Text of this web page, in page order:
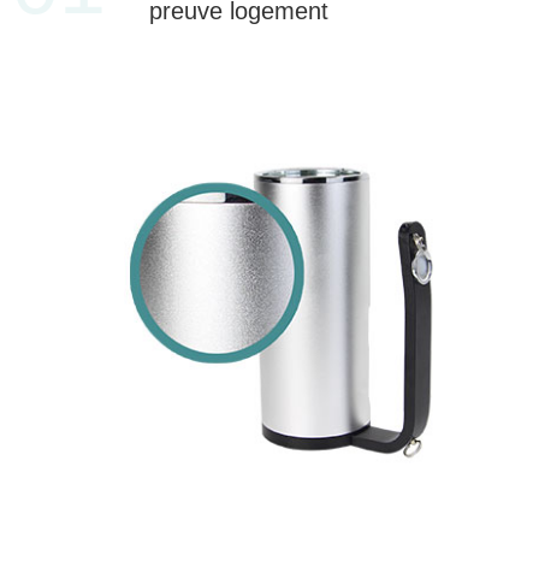
preuve logement